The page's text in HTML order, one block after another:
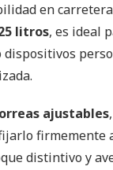
en
litros, es ideal
ajustables
firmemente
distintivo y